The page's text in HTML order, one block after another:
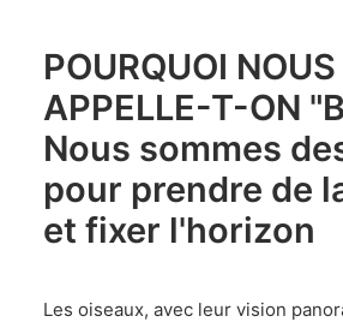
POURQUOI NOUS
APPELLE-T-ON
Nous sommes
pour prendre de
et fixer l'horizon
Les oiseaux, avec leur vision